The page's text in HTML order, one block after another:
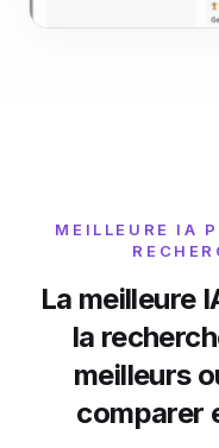
MEILLEURE IA
La meilleure
la
meilleurs
comparer